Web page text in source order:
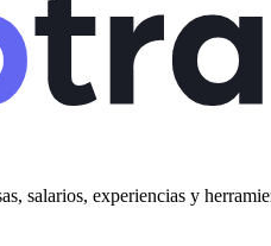
salarios, experiencias y